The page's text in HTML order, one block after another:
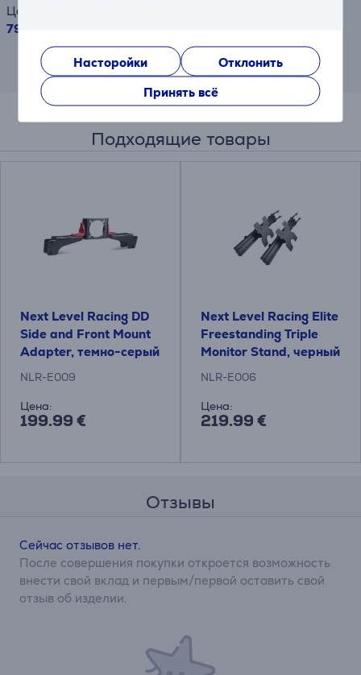
Насторойки
Отклонить
Принять всё
Цена
799.99 €
Результат информативен и основан на
приблизительной оценке.
Подходящие товары
Next Level Racing DD
Side and Front Mount
Adapter, темно-серый
- Аксессуар
NLR-E009
Цена:
199.99 €
Next Level Racing Elite
Freestanding Triple
Monitor Stand, черный
- Дополнение к
NLR-E006
Цена:
219.99 €
Отзывы
Сейчас отзывов нет.
После совершения покупки откроется возможность
внести свой вклад и первым/первой оставить свой
отзыв об изделии.